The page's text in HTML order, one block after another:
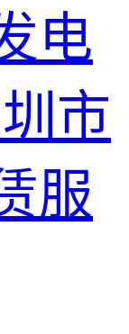
电
市
服